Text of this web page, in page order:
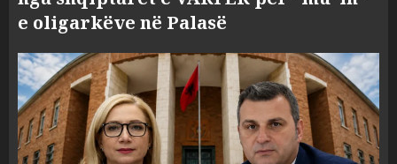
e oligarkëve në Palasë